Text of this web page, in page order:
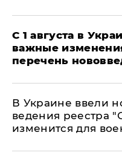
С 1 августа в
важные
перечень
В Украине ввели
ведения реестра
изменится для